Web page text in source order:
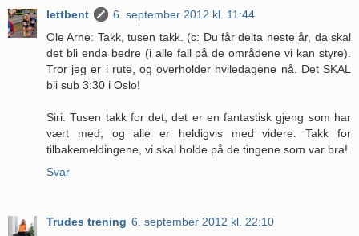
lettbent
6. september 2012 kl. 11:44
Ole Arne: Takk, tusen takk. (c: Du får delta neste år, da skal
det bli enda bedre (i alle fall på de områdene vi kan styre).
Tror jeg er i rute, og overholder hviledagene nå. Det SKAL
bli sub 3:30 i Oslo!
Siri: Tusen takk for det, det er en fantastisk gjeng som har
vært med, og alle er heldigvis med videre. Takk for
tilbakemeldingene, vi skal holde på de tingene som var bra!
Svar
Trudes trening 6. september 2012 kl. 22:10